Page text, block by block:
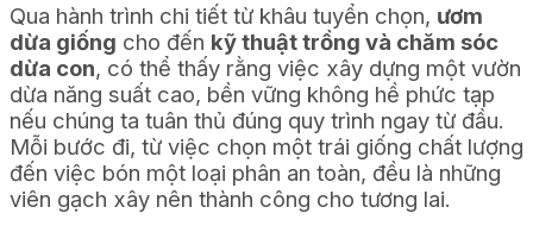
Qua hành trình chi tiết từ khâu tuyển chọn, ươm
dừa giống cho đến kỹ thuật trồng và chăm sóc
dừa con, có thể thấy rằng việc xây dựng một vườn
dừa năng suất cao, bền vững không hề phức tạp
nếu chúng ta tuân thủ đúng quy trình ngay từ đầu.
Mỗi bước đi, từ việc chọn một trái giống chất lượng
đến việc bón một loại phân an toàn, đều là những
viên gạch xây nên thành công cho tương lai.